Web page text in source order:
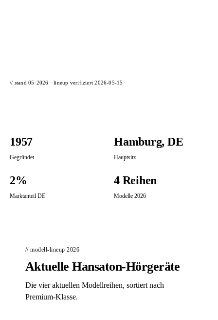
// stand 05·2026 · lineup verifiziert2026-05-15
1957
Gegründet
Hamburg, DE
Hauptsitz
2%
Marktanteil DE
4 Reihen
Modelle 2026
// modell-lineup 2026
Aktuelle Hansaton-Hörgeräte
Die vier aktuellen Modellreihen, sortiert nach
Premium-Klasse.